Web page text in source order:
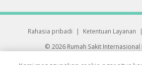
Rahasia pribadi | Ketentuan Layanan |
© 2026 Rumah Sakit